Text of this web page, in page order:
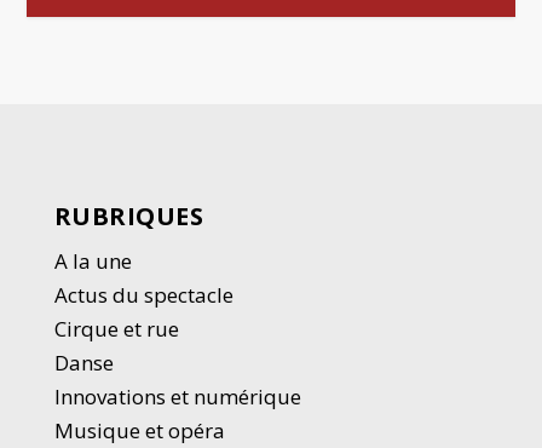
RUBRIQUES
A la une
Actus du spectacle
Cirque et rue
Danse
Innovations et numérique
Musique et opéra